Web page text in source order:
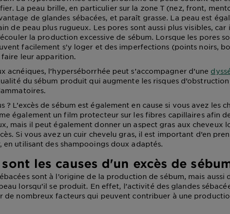
La peau brille, en particulier sur la zone T (nez, front,
de glandes sébacées, et paraît grasse. La peau est
de peau plus rugueux. Les pores sont aussi plus visibles, car
la production excessive de sébum. Lorsque les pores
facilement s’y loger et des imperfections (points noirs,
leur apparition.
acnéiques, l’hyperséborrhée peut s’accompagner d’une
du sébum produit qui augmente les risques
? L’excès de sébum est également en cause si vous avez les
également un film protecteur sur les fibres capillaires afin
mais il peut également donner un aspect gras aux cheveux
Si vous avez un cuir chevelu gras, il est important d’en
en utilisant des shampooings doux adaptés.
les causes d'un excès de
sont à l’origine de la production de sébum, mais aussi
lorsqu’il se produit. En effet, l’activité des glandes
de nombreux facteurs qui peuvent contribuer à une